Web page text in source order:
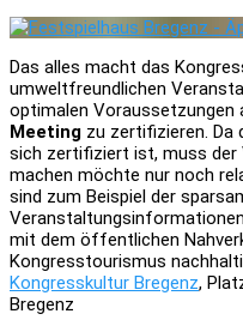
Das alles macht das
umweltfreundlichen
optimalen Voraussetzungen
Meeting zu zertifizieren. Da
sich zertifiziert ist, muss der
machen möchte nur noch
sind zum Beispiel der
mit dem öffentlichen
Kongresstourismus
Kongresskultur Bregenz,
Bregenz